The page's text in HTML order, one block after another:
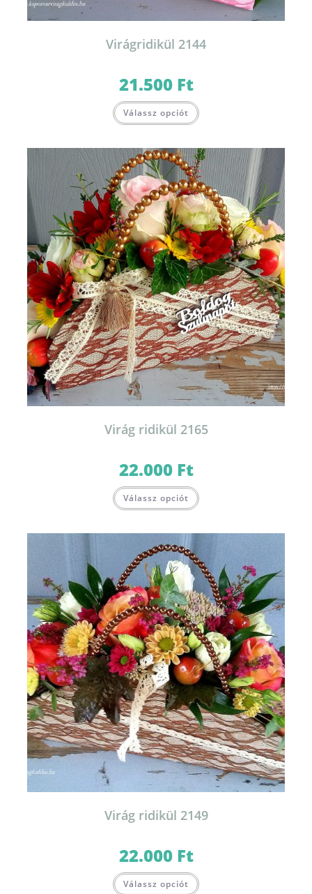
Virágridikül 2144
21.500 Ft
Válassz opciót
Virág ridikül 2165
22.000 Ft
Válassz opciót
Virág ridikül 2149
22.000 Ft
Válassz opciót